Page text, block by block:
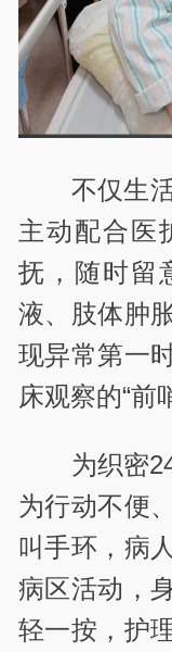
不仅生
主动配合医
抚，随时留
液、肢体肿
现异常第一
床观察的“前
为织密
为行动不便
叫手环，病
病区活动，
轻一按，护